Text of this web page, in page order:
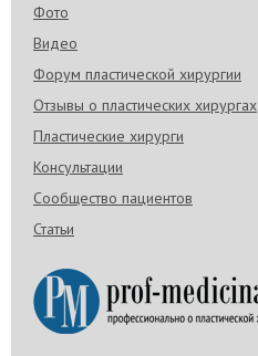
Фото
Видео
Форум пластической хирургии
Отзывы о пластических хирургах
Пластические хирурги
Консультации
Сообщество пациентов
Статьи